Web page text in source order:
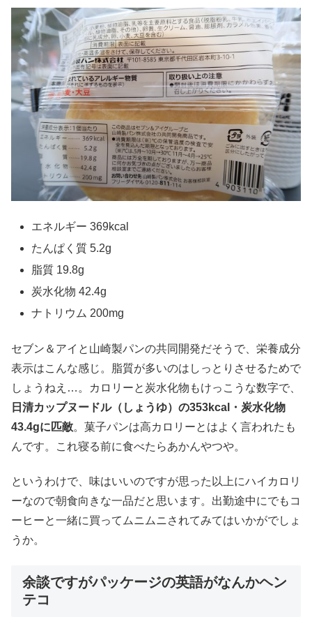
エネルギー 369kcal
たんぱく質 5.2g
脂質 19.8g
炭水化物 42.4g
ナトリウム 200mg
セブン＆アイと山崎製パンの共同開発だそうで、栄養成分
表示はこんな感じ。脂質が多いのはしっとりさせるためで
しょうねえ…。カロリーと炭水化物もけっこうな数字で、
日清カップヌードル（しょうゆ）の353kcal・炭水化物
43.4gに匹敵。菓子パンは高カロリーとはよく言われたも
んです。これ寝る前に食べたらあかんやつや。
というわけで、味はいいのですが思った以上にハイカロリ
ーなので朝食向きな一品だと思います。出勤途中にでもコ
ーヒーと一緒に買ってムニムニされてみてはいかがでしょ
うか。
余談ですがパッケージの英語がなんかヘン
テコ